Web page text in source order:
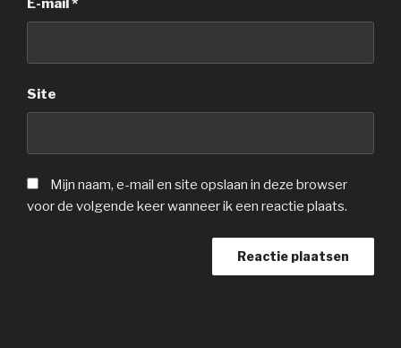
E-mail *
Site
Mijn naam, e-mail en site opslaan in deze browser
voor de volgende keer wanneer ik een reactie plaats.